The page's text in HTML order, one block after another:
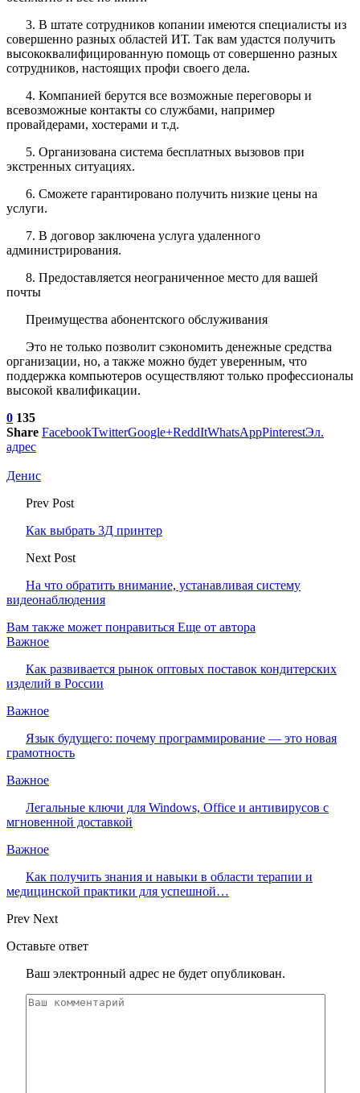
3. В штате сотрудников копании имеются специалисты из
совершенно разных областей ИТ. Так вам удастся получить
высококвалифицированную помощь от совершенно разных
сотрудников, настоящих профи своего дела.
4. Компанией берутся все возможные переговоры и
всевозможные контакты со службами, например
провайдерами, хостерами и т.д.
5. Организована система бесплатных вызовов при
экстренных ситуациях.
6. Сможете гарантировано получить низкие цены на
услуги.
7. В договор заключена услуга удаленного
администрирования.
8. Предоставляется неограниченное место для вашей
почты
Преимущества абонентского обслуживания
Это не только позволит сэкономить денежные средства
организации, но, а также можно будет уверенным, что
поддержка компьютеров осуществляют только профессионалы
высокой квалификации.
0 135
Share FacebookTwitterGoogle+ReddItWhatsAppPinterestЭл.
адрес
Денис
Prev Post
Как выбрать 3Д принтер
Next Post
На что обратить внимание, устанавливая систему
видеонаблюдения
Вам также может понравиться Еще от автора
Важное
Как развивается рынок оптовых поставок кондитерских
изделий в России
Важное
Язык будущего: почему программирование — это новая
грамотность
Важное
Легальные ключи для Windows, Office и антивирусов с
мгновенной доставкой
Важное
Как получить знания и навыки в области терапии и
медицинской практики для успешной…
Prev Next
Оставьте ответ
Ваш электронный адрес не будет опубликован.